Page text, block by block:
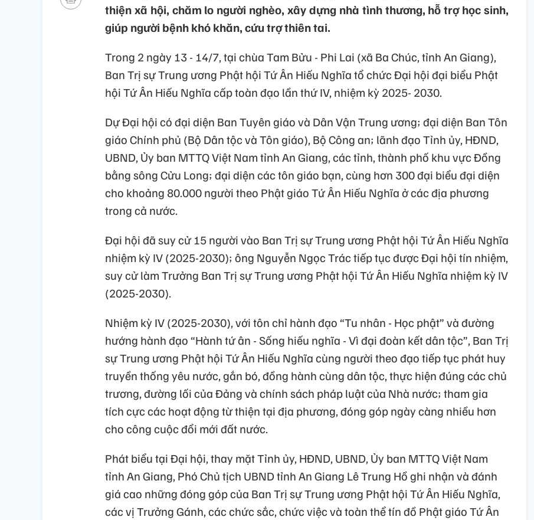
thiện xã hội, chăm lo người nghèo, xây dựng nhà tình thương, hỗ trợ học sinh,
giúp người bệnh khó khăn, cứu trợ thiên tai.
Trong 2 ngày 13 - 14/7, tại chùa Tam Bửu - Phi Lai (xã Ba Chúc, tỉnh An Giang),
Ban Trị sự Trung ương Phật hội Tứ Ân Hiếu Nghĩa tổ chức Đại hội đại biểu Phật
hội Tứ Ân Hiếu Nghĩa cấp toàn đạo lần thứ IV, nhiệm kỳ 2025- 2030.
Dự Ðại hội có đại diện Ban Tuyên giáo và Dân Vận Trung ương; đại diện Ban Tôn
giáo Chính phủ (Bộ Dân tộc và Tôn giáo), Bộ Công an; lãnh đạo Tỉnh ủy, HĐND,
UBND, Ủy ban MTTQ Việt Nam tỉnh An Giang, các tỉnh, thành phố khu vực Đồng
bằng sông Cửu Long; đại diện các tôn giáo bạn, cùng hơn 300 đại biểu đại diện
cho khoảng 80.000 người theo Phật giáo Tứ Ân Hiếu Nghĩa ở các địa phương
trong cả nước.
Ðại hội đã suy cử 15 người vào Ban Trị sự Trung ương Phật hội Tứ Ân Hiếu Nghĩa
nhiệm kỳ IV (2025-2030); ông Nguyễn Ngọc Trác tiếp tục được Đại hội tín nhiệm,
suy cử làm Trưởng Ban Trị sự Trung ương Phật hội Tứ Ân Hiếu Nghĩa nhiệm kỳ IV
(2025-2030).
Nhiệm kỳ IV (2025-2030), với tôn chỉ hành đạo “Tu nhân - Học phật” và đường
hướng hành đạo “Hành tứ ân - Sống hiếu nghĩa - Vì đại đoàn kết dân tộc”, Ban Trị
sự Trung ương Phật hội Tứ Ân Hiếu Nghĩa cùng người theo đạo tiếp tục phát huy
truyền thống yêu nước, gắn bó, đồng hành cùng dân tộc, thực hiện đúng các chủ
trương, đường lối của Đảng và chính sách pháp luật của Nhà nước; tham gia
tích cực các hoạt động từ thiện tại địa phương, đóng góp ngày càng nhiều hơn
cho công cuộc đổi mới đất nước.
Phát biểu tại Đại hội, thay mặt Tỉnh ủy, HĐND, UBND, Ủy ban MTTQ Việt Nam
tỉnh An Giang, Phó Chủ tịch UBND tỉnh An Giang Lê Trung Hồ ghi nhận và đánh
giá cao những đóng góp của Ban Trị sự Trung ương Phật hội Tứ Ân Hiếu Nghĩa,
các vị Trưởng Gánh, các chức sắc, chức việc và toàn thể tín đồ Phật giáo Tứ Ân